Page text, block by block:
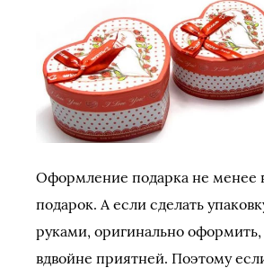
Оформление подарка не менее
подарок. А если сделать
руками, оригинально оформить,
вдвойне приятней. Поэтому